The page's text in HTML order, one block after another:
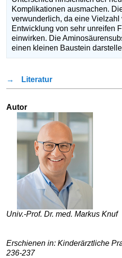
Komplikationen ausmachen.
verwunderlich, da eine Vielzahl
Entwicklung von sehr unreifen
einwirken. Die
einen kleinen Baustein
→ Literatur
Autor
Univ.-Prof. Dr. med. Markus Knuf
Erschienen in: Kinderärztliche
236-237